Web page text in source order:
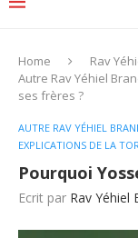
Home Rav
Autre Rav Yéhiel
ses frères ?
AUTRE RAV YÉHIEL
EXPLICATIONS DE LA
Pourquoi
Ecrit par Rav Yéhiel